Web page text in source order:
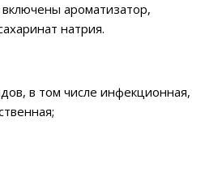
ароматизатор,
натрия.
в том числе инфекционная,